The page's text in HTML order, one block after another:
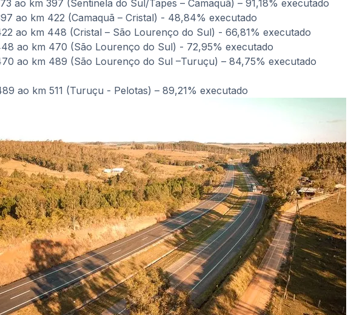
ao km 397 (Sentinela do Sul/Tapes – Camaquã) – 91,18% executado
ao km 422 (Camaquã – Cristal) - 48,84% executado
ao km 448 (Cristal – São Lourenço do Sul) - 66,81% executado
ao km 470 (São Lourenço do Sul) - 72,95% executado
ao km 489 (São Lourenço do Sul –Turuçu) – 84,75% executado
ao km 511 (Turuçu - Pelotas) – 89,21% executado